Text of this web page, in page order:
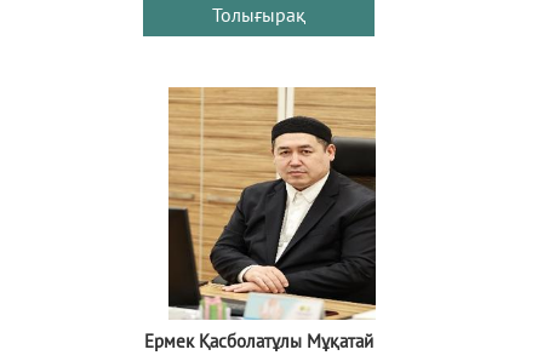
Толығырақ
Ермек Қасболатұлы Мұқатай